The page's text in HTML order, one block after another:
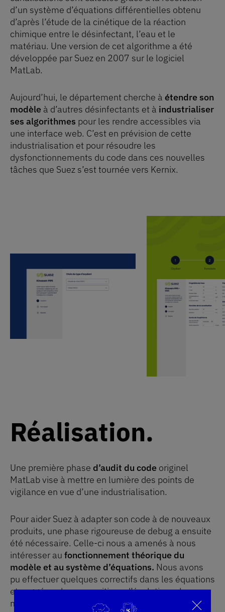
d’un système d’équations différentielles obtenu
d’après l’étude de la cinétique de la réaction
chimique entre le désinfectant, l’eau et le
matériau. Une version de cet algorithme a été
développée par Suez en 2007 sur le logiciel
MatLab.
Aujourd’hui, le département cherche à étendre son
modèle à d’autres désinfectants et à industrialiser
ses algorithmes pour les rendre accessibles via
une interface web. C’est en prévision de cette
industrialisation et pour résoudre les
dysfonctionnements du code dans ces nouvelles
tâches que Suez s’est tournée vers Kernix.
Réalisation
Une première phase d’audit du code originel
MatLab vise à mettre en lumière des points de
vigilance en vue d’une industrialisation.
Pour aider Suez à adapter son code à de nouveaux
produits, une phase rigoureuse de debug a ensuite
été nécessaire. Celle-ci nous a amenés à nous
intéresser au fonctionnement théorique du
modèle et au système d’équations. Nous avons
pu effectuer quelques correctifs dans les équations
et suggérer des propositions d’évolutions du
modèle en soulignant l’impact bénéfique que